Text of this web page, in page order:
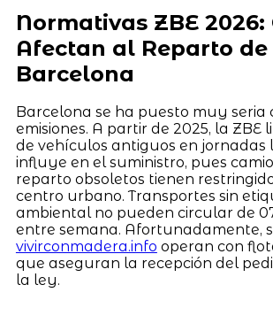
Normativas ZBE 2026:
Afectan al Reparto de
Barcelona
Barcelona se ha puesto muy seria
emisiones. A partir de 2025, la ZBE
de vehículos antiguos en jornadas
influye en el suministro, pues
reparto obsoletos tienen
centro urbano. Transportes sin
ambiental no pueden circular de
entre semana. Afortunadamente,
vivirconmadera.info operan con
que aseguran la recepción del
la ley.